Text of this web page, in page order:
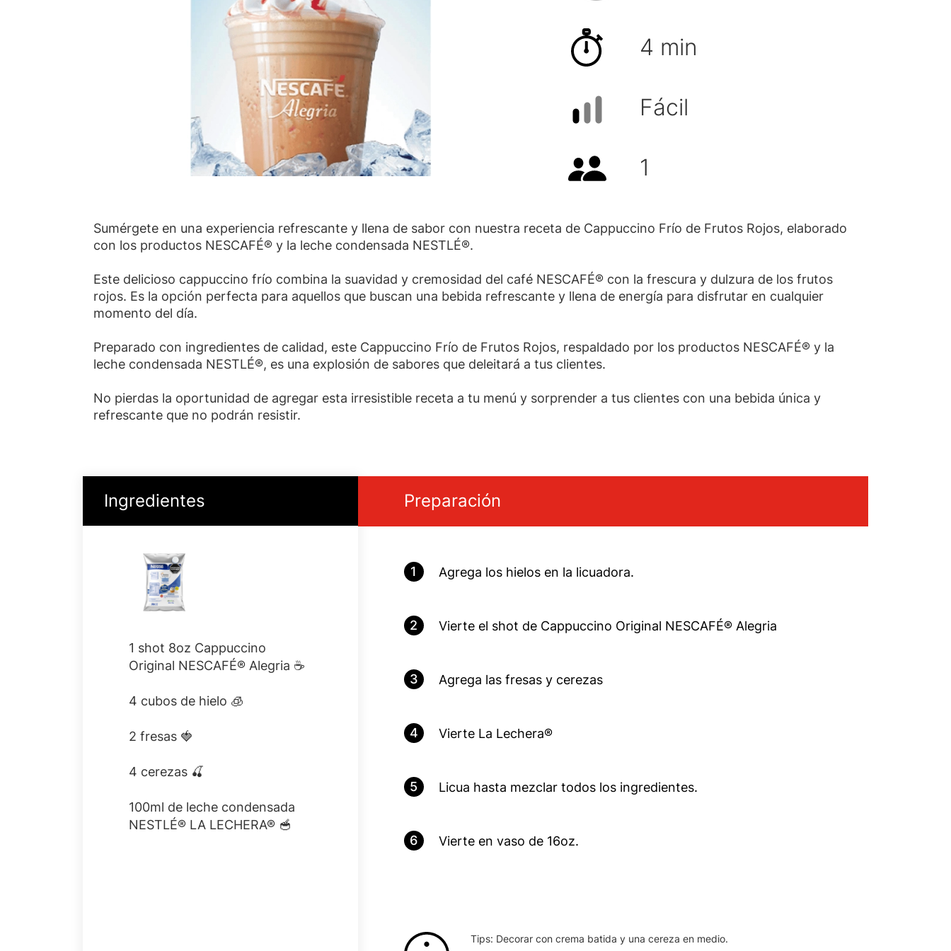
Tiempo de preparación
4 min
Dificultad
Fácil
Cantidad de porciones
1
Sumérgete en una experiencia refrescante y llena de sabor con nuestra receta de Cappuccino Frío de Frutos Rojos, elaborado
con los productos NESCAFÉ® y la leche condensada NESTLÉ®.
Este delicioso cappuccino frío combina la suavidad y cremosidad del café NESCAFÉ® con la frescura y dulzura de los frutos
rojos. Es la opción perfecta para aquellos que buscan una bebida refrescante y llena de energía para disfrutar en cualquier
momento del día.
Preparado con ingredientes de calidad, este Cappuccino Frío de Frutos Rojos, respaldado por los productos NESCAFÉ® y la
leche condensada NESTLÉ®, es una explosión de sabores que deleitará a tus clientes.
No pierdas la oportunidad de agregar esta irresistible receta a tu menú y sorprender a tus clientes con una bebida única y
refrescante que no podrán resistir.
Ingredientes
1 shot 8oz Cappuccino
Original NESCAFÉ® Alegria ☕
4 cubos de hielo 🧊
2 fresas 🍓
4 cerezas 🍒
100ml de leche condensada
NESTLÉ® LA LECHERA® 🥣
Preparación
1 Agrega los hielos en la licuadora.
2 Vierte el shot de Cappuccino Original NESCAFÉ® Alegria
3 Agrega las fresas y cerezas
4 Vierte La Lechera®
5 Licua hasta mezclar todos los ingredientes.
6 Vierte en vaso de 16oz.
Tips: Decorar con crema batida y una cereza en medio.